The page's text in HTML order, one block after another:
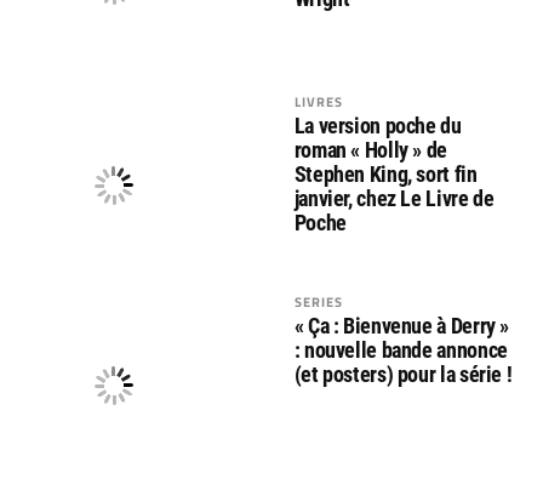
LIVRES
La version poche du
roman « Holly » de
Stephen King, sort fin
janvier, chez Le Livre de
Poche
SERIES
« Ça : Bienvenue à Derry »
: nouvelle bande annonce
(et posters) pour la série !